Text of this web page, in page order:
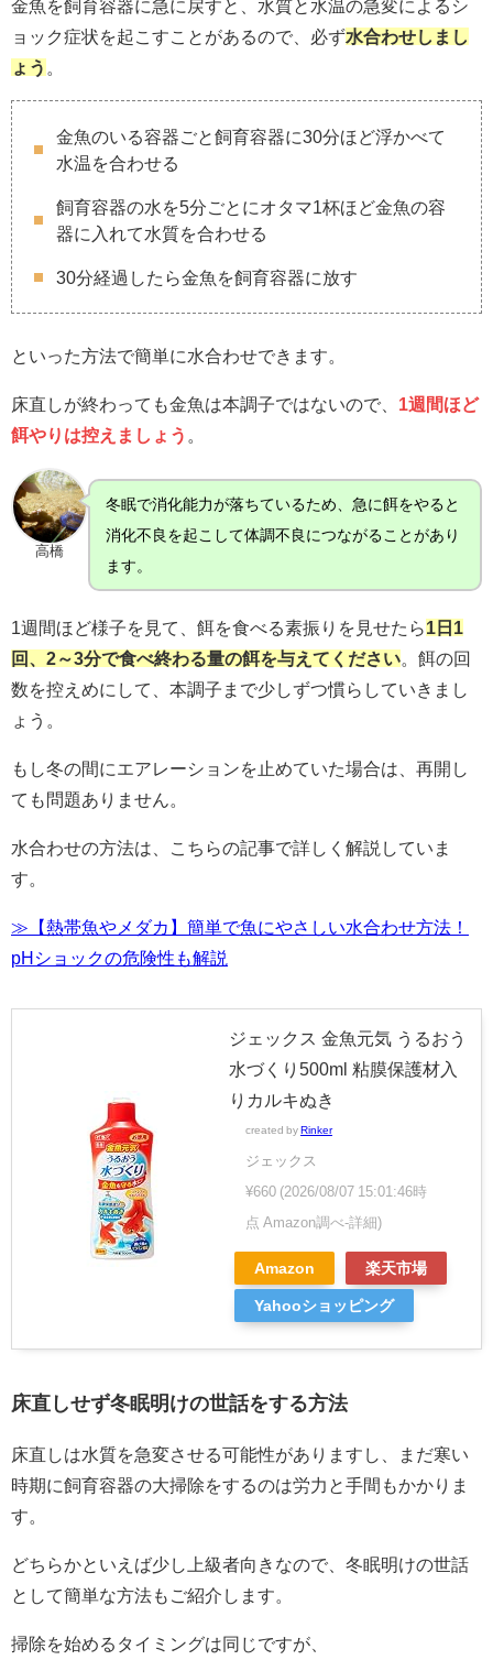
金魚を飼育容器に急に戻すと、水質と水温の急変によるシ
ョック症状を起こすことがあるので、必ず水合わせしまし
ょう
金魚のいる容器ごと飼育容器に30分ほど浮かべて
水温を合わせる
飼育容器の水を5分ごとにオタマ1杯ほど金魚の容
器に入れて水質を合わせる
30分経過したら金魚を飼育容器に放す
といった方法で簡単に水合わせできます。
床直しが終わっても金魚は本調子ではないので、 1週間ほど
餌やりは控えましょう
高橋
冬眠で消化能力が落ちているため、急に餌をやると
消化不良を起こして体調不良につながることがあり
ます。
1週間ほど様子を見て、餌を食べる素振りを見せたら1日1
回、2～3分で食べ終わる量の餌を与えてください。餌の回
数を控えめにして、本調子まで少しずつ慣らしていきまし
ょう。
もし冬の間にエアレーションを止めていた場合は、再開し
ても問題ありません。
水合わせの方法は、こちらの記事で詳しく解説していま
す。
≫【熱帯魚やメダカ】簡単で魚にやさしい水合わせ方法！
pHショックの危険性も解説
ジェックス 金魚元気 うるおう
水づくり500ml 粘膜保護材入
りカルキぬき
created by Rinker
ジェックス
¥660 (2026/08/07 15:01:46時
点 Amazon調べ-詳細)
Amazon 楽天市場
Yahooショッピング
床直しせず冬眠明けの世話をする方法
床直しは水質を急変させる可能性がありますし、まだ寒い
時期に飼育容器の大掃除をするのは労力と手間もかかりま
す。
どちらかといえば少し上級者向きなので、冬眠明けの世話
として簡単な方法もご紹介します。
掃除を始めるタイミングは同じですが、